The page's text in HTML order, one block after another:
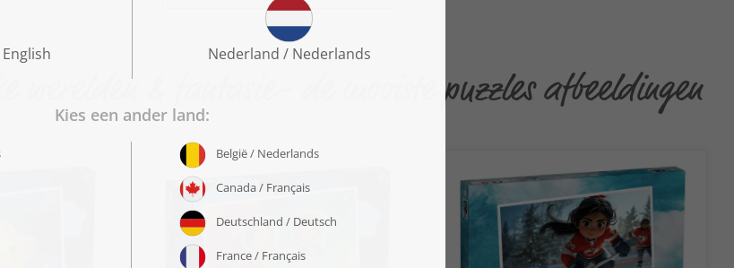
werelden & fantasie- de mooiste puzzles afbeeldingen